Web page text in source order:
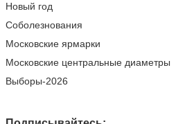
Новый год
Соболезнования
Московские ярмарки
Московские центральные диаметры
Выборы-2026